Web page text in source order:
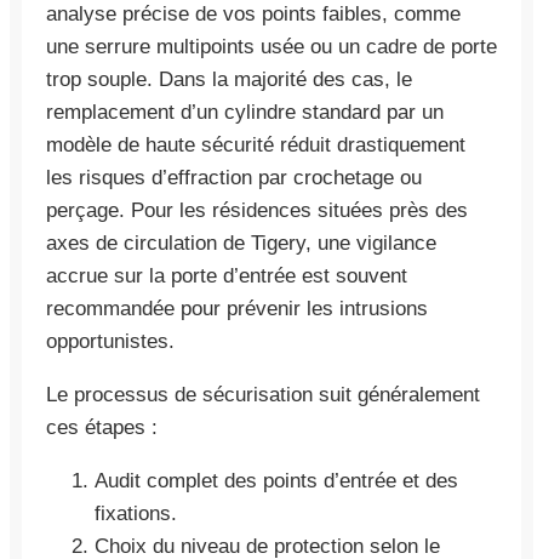
analyse précise de vos points faibles, comme
une serrure multipoints usée ou un cadre de porte
trop souple. Dans la majorité des cas, le
remplacement d’un cylindre standard par un
modèle de haute sécurité réduit drastiquement
les risques d’effraction par crochetage ou
perçage. Pour les résidences situées près des
axes de circulation de Tigery, une vigilance
accrue sur la porte d’entrée est souvent
recommandée pour prévenir les intrusions
opportunistes.
Le processus de sécurisation suit généralement
ces étapes :
Audit complet des points d’entrée et des
fixations.
Choix du niveau de protection selon le